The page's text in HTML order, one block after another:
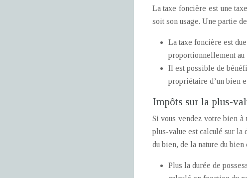
La taxe foncière est une
soit son usage. Une partie
La taxe foncière est
proportionnellement au
Il est possible de
propriétaire d’un bien
Impôts sur la plus-
Si vous vendez votre bien
plus-value est calculé sur la
du bien, de la nature du bien
Plus la durée de